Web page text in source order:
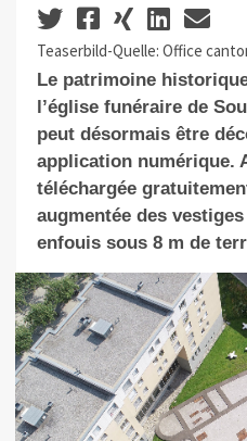
Teaserbild-Quelle: Office
Le patrimoine
l’église funéraire de
peut désormais être
application numérique.
téléchargée
augmentée des
enfouis sous 8 m de